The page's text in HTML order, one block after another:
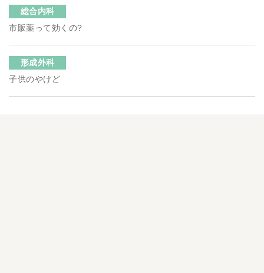
総合内科
市販薬って効くの?
形成外科
子供のやけど